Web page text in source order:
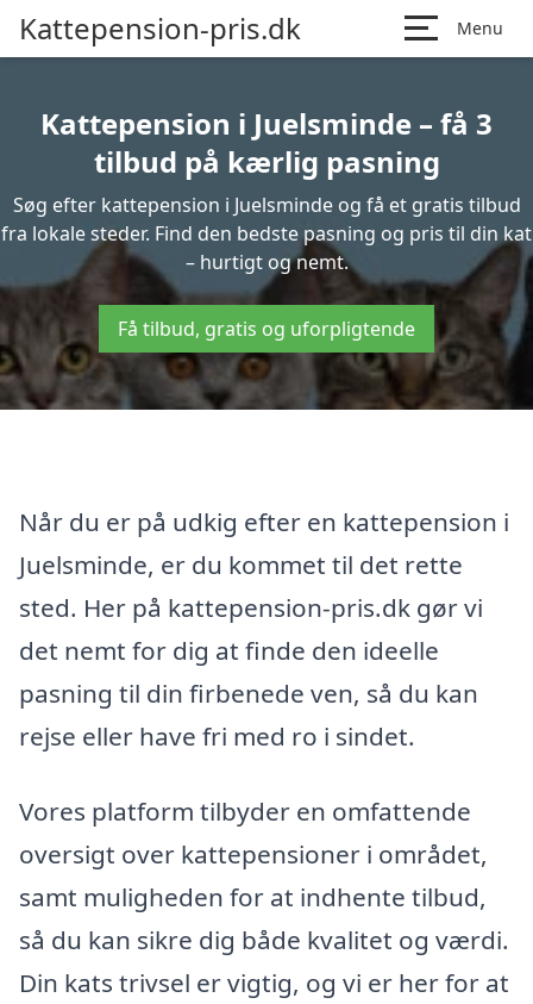
Kattepension-pris.dk Menu
Kattepension i Juelsminde – få 3
tilbud på kærlig pasning
Søg efter kattepension i Juelsminde og få et gratis tilbud
fra lokale steder. Find den bedste pasning og pris til din kat
– hurtigt og nemt.
Få tilbud, gratis og uforpligtende
Når du er på udkig efter en kattepension i
Juelsminde, er du kommet til det rette
sted. Her på kattepension-pris.dk gør vi
det nemt for dig at finde den ideelle
pasning til din firbenede ven, så du kan
rejse eller have fri med ro i sindet.
Vores platform tilbyder en omfattende
oversigt over kattepensioner i området,
samt muligheden for at indhente tilbud,
så du kan sikre dig både kvalitet og værdi.
Din kats trivsel er vigtig, og vi er her for at